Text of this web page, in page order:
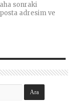
sonraki
adresim ve